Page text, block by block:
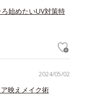
始めたいUV対策特
2024/05/02
映えメイク術